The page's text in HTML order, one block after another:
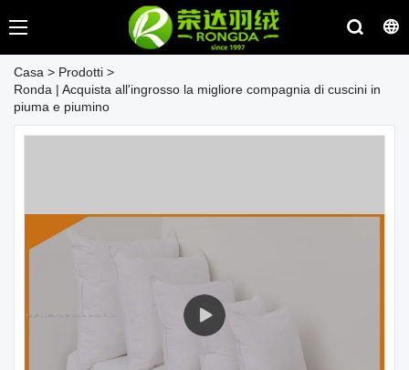
Casa > Prodotti >
Ronda | Acquista all'ingrosso la migliore compagnia di cuscini in
piuma e piumino